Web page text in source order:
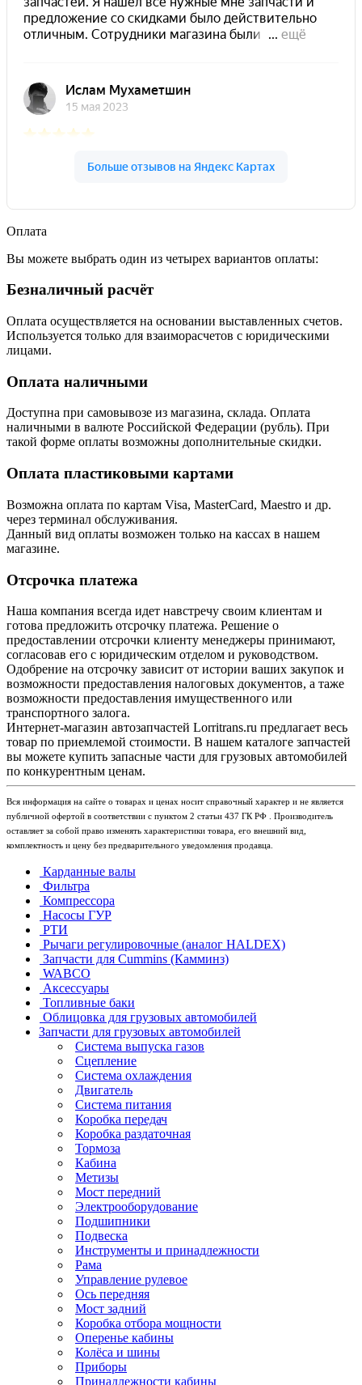
Оплата
Вы можете выбрать один из четырех вариантов оплаты:
Безналичный расчёт
Оплата осуществляется на основании выставленных счетов.
Используется только для взаиморасчетов с юридическими
лицами.
Оплата наличными
Доступна при самовывозе из магазина, склада. Оплата
наличными в валюте Российской Федерации (рубль). При
такой форме оплаты возможны дополнительные скидки.
Оплата пластиковыми картами
Возможна оплата по картам Visa, MasterCard, Maestro и др.
через терминал обслуживания.
Данный вид оплаты возможен только на кассах в нашем
магазине.
Отсрочка платежа
Наша компания всегда идет навстречу своим клиентам и
готова предложить отсрочку платежа. Решение о
предоставлении отсрочки клиенту менеджеры принимают,
согласовав его с юридическим отделом и руководством.
Одобрение на отсрочку зависит от истории ваших закупок и
возможности предоставления налоговых документов, а таже
возможности предоставления имущественного или
транспортного залога.
Интернет-магазин автозапчастей Lorritrans.ru предлагает весь
товар по приемлемой стоимости. В нашем каталоге запчастей
вы можете купить запасные части для грузовых автомобилей
по конкурентным ценам.
Вся информация на сайте о товарах и ценах носит справочный характер и не является
публичной офертой в соответствии с пунктом 2 статьи 437 ГК РФ . Производитель
оставляет за собой право изменять характеристики товара, его внешний вид,
комплектность и цену без предварительного уведомления продавца.
Карданные валы
Фильтра
Компрессора
Насосы ГУР
РТИ
Рычаги регулировочные (аналог HALDEX)
Запчасти для Cummins (Камминз)
WABCO
Аксессуары
Топливные баки
Облицовка для грузовых автомобилей
Запчасти для грузовых автомобилей
Система выпуска газов
Сцепление
Система охлаждения
Двигатель
Система питания
Коробка передач
Коробка раздаточная
Тормоза
Кабина
Метизы
Мост передний
Электрооборудование
Подшипники
Подвеска
Инструменты и принадлежности
Рама
Управление рулевое
Ось передняя
Мост задний
Коробка отбора мощности
Оперенье кабины
Колёса и шины
Приборы
Принадлежности кабины